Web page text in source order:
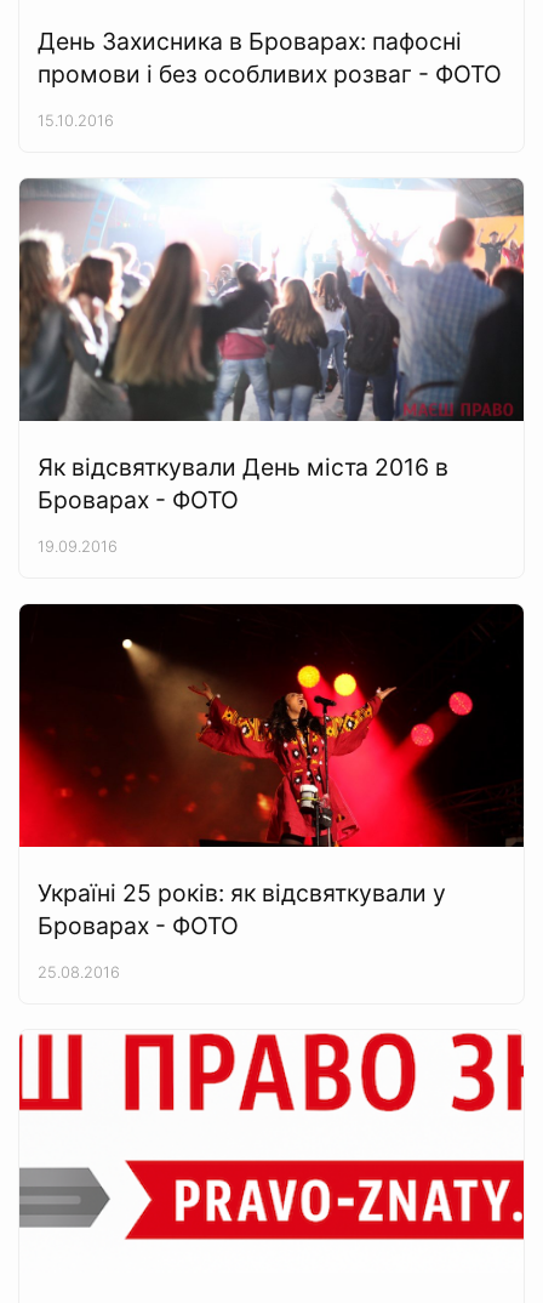
День Захисника в Броварах: пафосні
промови і без особливих розваг - ФОТО
15.10.2016
Як відсвяткували День міста 2016 в
Броварах - ФОТО
19.09.2016
Україні 25 років: як відсвяткували у
Броварах - ФОТО
25.08.2016